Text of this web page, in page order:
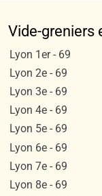
Vide-greniers
Lyon 1er - 69
Lyon 2e - 69
Lyon 3e - 69
Lyon 4e - 69
Lyon 5e - 69
Lyon 6e - 69
Lyon 7e - 69
Lyon 8e - 69